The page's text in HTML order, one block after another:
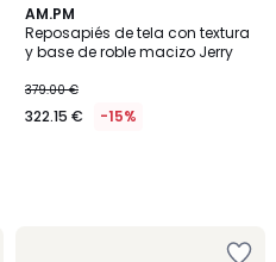
AM.PM
Reposapiés de tela con textura
y base de roble macizo Jerry
379.00 €
322.15 € -15%